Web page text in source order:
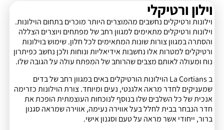
וילון ורטיקלי
וילונות ורטיקלים נחשבים מהמוצרים היותר מוכרים בתחום הוילונות.
וילונות ורטיקלים מתאימים למגוון רחב של מפתחים ויוצרים הצללה
והסתרה במגוון צורות שונות המתאימים לכל חלון. שימוש בוילונות
ורטיקלים למטרות אלו נחשבות אידיאליות ונוחות ולכן נחשב כפיתרון
נוח ומעולה לאותם מצבים שהרוחב של המפתח עולה על הגובה שלו.
ב La Cortians הוילונות הורטיקלים באים במגוון רחב של בדים
שמעניקים לחדר מראה אלגנטי, נעים ומיוחד. צורת הוילונות כזרימה
אנכית של כל השלבים שלו בנוסף לנוכחות העוצמתית הופכת את
חדר הנבחר בבית לחלל בעל אווירה נעימה, אווירה שמראה סגנון
ברור, ייחודי אשר מראה על טעם וסגנון אישי.